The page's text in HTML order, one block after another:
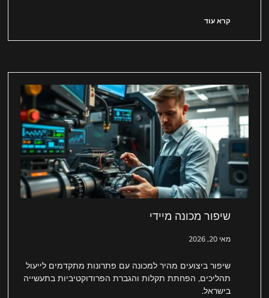
קרא עוד
שיפור מכונה מיידי
מאי 20, 2026
שיפור ביצועים מהיר למכונה עם פתרונות מתקדמים לייעול
תהליכים, הפחתת תקלות והגברת הפרודוקטיביות בתעשייה
בישראל.